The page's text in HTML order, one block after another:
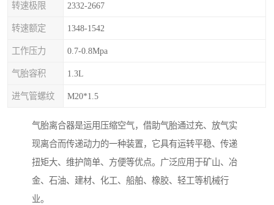
转速极限 2332-2667
转速额定 1348-1542
工作压力 0.7-0.8Mpa
气胎容积 1.3L
进气管螺纹 M20*1.5
气胎离合器是运用压缩空气，借助气胎通过充、放气实
现离合而传递动力的一种装置，它具有运转平稳、传递
扭矩大、维护简单、方便等优点。广泛应用于矿山、冶
金、石油、建材、化工、船舶、橡胶、轻工等机械行
业。